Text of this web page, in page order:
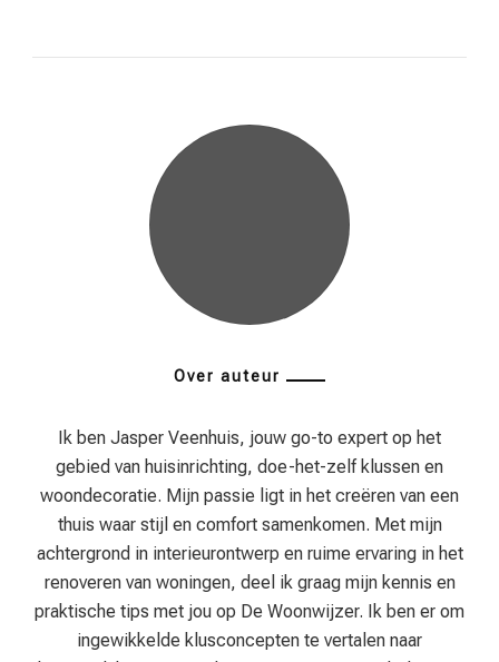
Over auteur
Ik ben Jasper Veenhuis, jouw go-to expert op het
gebied van huisinrichting, doe-het-zelf klussen en
woondecoratie. Mijn passie ligt in het creëren van een
thuis waar stijl en comfort samenkomen. Met mijn
achtergrond in interieurontwerp en ruime ervaring in het
renoveren van woningen, deel ik graag mijn kennis en
praktische tips met jou op De Woonwijzer. Ik ben er om
ingewikkelde klusconcepten te vertalen naar